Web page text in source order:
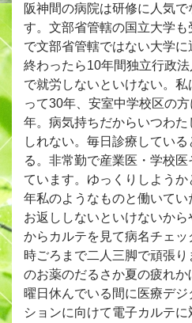
阪神間の病院は研修に人気
す。文部省管轄の国立大学
で文部省管轄ではない大学
終わったら10年間独立行政
で就労しないといけない。
って30年、安室中学校区の
年。病気持ちだからいつわ
しれない。毎日診療してい
る。非常勤で産業医・学校
ています。ゆっくりしよう
年私のようなものと働いて
お返ししないといけないか
からカルテを見て病名チェ
時ごろまで二人三脚で頑張
のお薬のだるさか夏の疲れ
曜日休んでいる間に医療デ
ションに向けて電子カルテ